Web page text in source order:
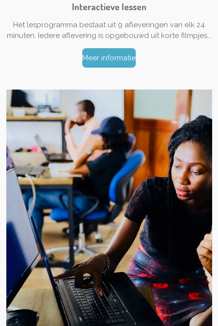
Interactieve lessen
Het lesprogramma bestaat uit 9 afleveringen van elk 24
minuten. Iedere aflevering is opgebouwd uit korte filmpjes...
Meer informatie